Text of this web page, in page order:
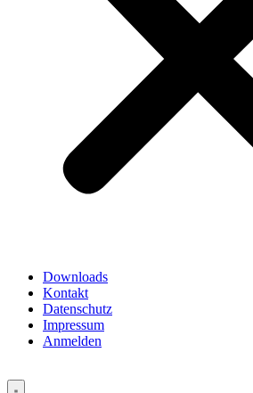
Downloads
Kontakt
Datenschutz
Impressum
Anmelden